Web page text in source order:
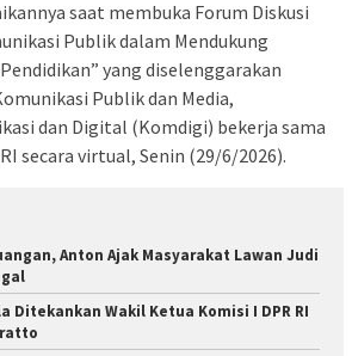
saat membuka Forum Diskusi
Publik dalam Mendukung
yang diselenggarakan
Publik dan Media,
dan Digital (Komdigi) bekerja sama
secara virtual, Senin (29/6/2026).
Anton Ajak Masyarakat Lawan Judi
Ditekankan Wakil Ketua Komisi I DPR RI